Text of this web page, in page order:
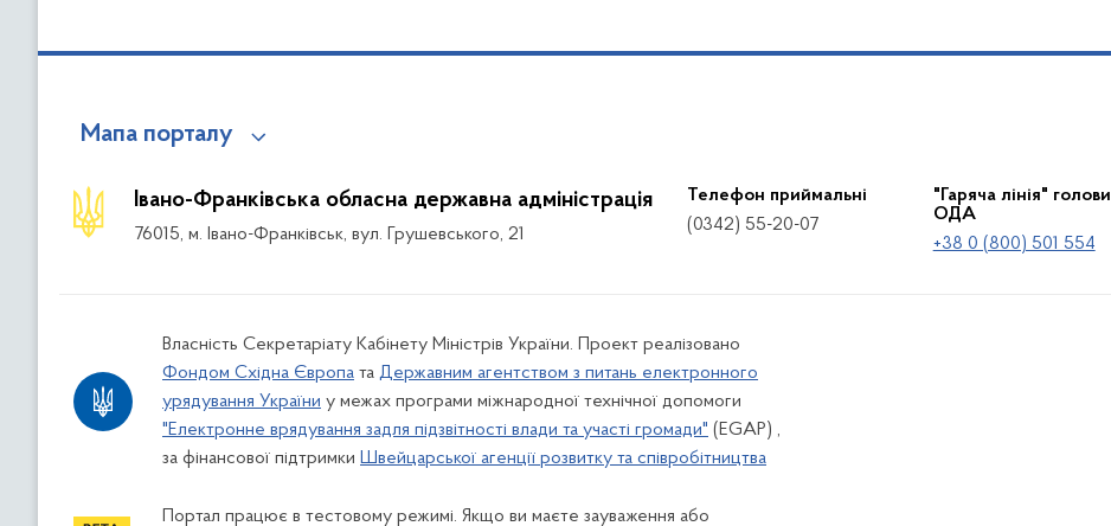
Мапа порталу
Івано-Франківська обласна державна адміністрація
76015, м. Івано-Франківськ, вул. Грушевського, 21
Телефон приймальні
(0342) 55-20-07
"Гаряча лінія" голови
ОДА
+38 0 (800) 501 554
Власність Секретаріату Кабінету Міністрів України. Проект реалізовано
Фондом Східна Європа та Державним агентством з питань електронного
урядування України у межах програми міжнародної технічної допомоги
"Електронне врядування задля підзвітності влади та участі громади" (EGAP) ,
за фінансової підтримки Швейцарської агенції розвитку та співробітництва
Портал працює в тестовому режимі. Якщо ви маєте зауваження або